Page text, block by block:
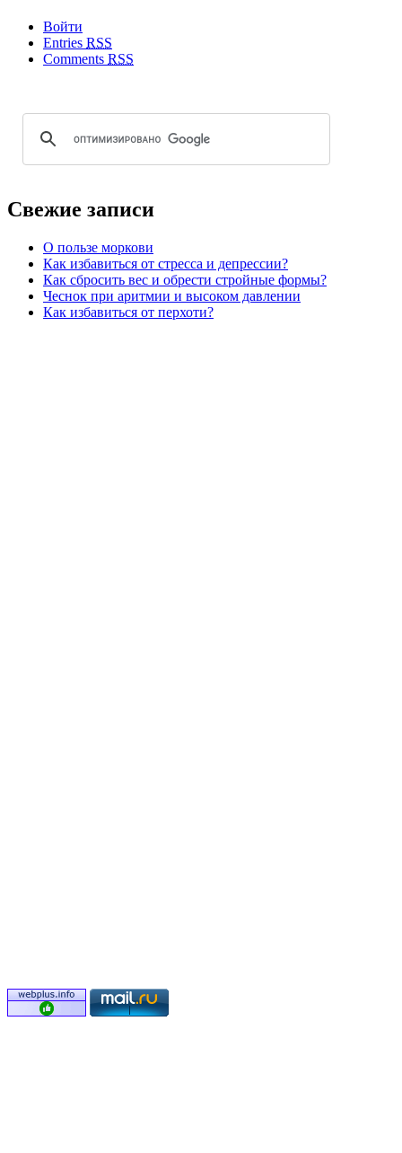
Войти
Entries RSS
Comments RSS
Свежие записи
О пользе моркови
Как избавиться от стресса и депрессии?
Как сбросить вес и обрести стройные формы?
Чеснок при аритмии и высоком давлении
Как избавиться от перхоти?